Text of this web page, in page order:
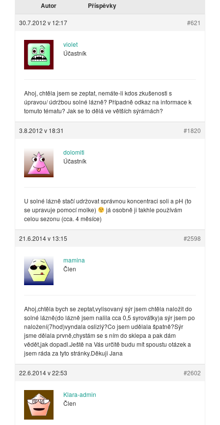
Autor Příspěvky
30.7.2012 v 12:17 #621
violet
Účastník
Ahoj, chtěla jsem se zeptat, nemáte-li kdos zkušenosti s
úpravou/ údržbou solné lázně? Případně odkaz na informace k
tomuto tématu? Jak se to dělá ve větších sýrárnách?
3.8.2012 v 18:31 #1820
dolomiti
Účastník
U solné lázně stačí udržovat správnou koncentraci soli a pH (to
se upravuje pomocí molke)
já osobně ji takhle používám
celou sezonu (cca. 4 měsíce)
21.6.2014 v 13:15 #2598
mamina
Člen
Ahoj,chtěla bych se zeptat,vylisovaný sýr jsem chtěla naložit do
solné lázně(do lázně jsem nalila cca 0,5 syrovátky)a sýr jsem po
naložení(7hod)vyndala oslizlý?Co jsem udělala špatně?Sýr
jsme dělala prvně,chystám se s ním do sklepa a pak dám
vědět,jak dopadl.Ještě na Vás určitě budu mít spoustu otázek a
jsem ráda za tyto stránky.Děkuji Jana
22.6.2014 v 22:53 #2602
Klara-admin
Člen